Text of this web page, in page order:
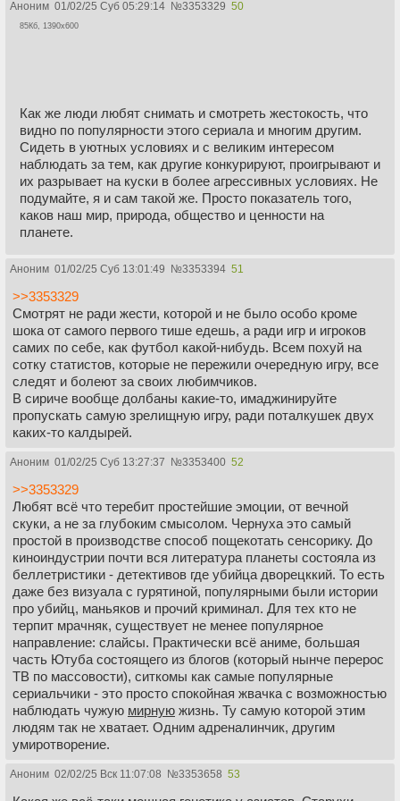
Аноним 01/02/25 Суб 05:29:14 №3353329 50
85Кб, 1390x600
Как же люди любят снимать и смотреть жестокость, что
видно по популярности этого сериала и многим другим.
Сидеть в уютных условиях и с великим интересом
наблюдать за тем, как другие конкурируют, проигрывают и
их разрывает на куски в более агрессивных условиях. Не
подумайте, я и сам такой же. Просто показатель того,
каков наш мир, природа, общество и ценности на
планете.
Аноним 01/02/25 Суб 13:01:49 №3353394 51
>>3353329
Смотрят не ради жести, которой и не было особо кроме
шока от самого первого тише едешь, а ради игр и игроков
самих по себе, как футбол какой-нибудь. Всем похуй на
сотку статистов, которые не пережили очередную игру, все
следят и болеют за своих любимчиков.
В сириче вообще долбаны какие-то, имаджинируйте
пропускать самую зрелищную игру, ради поталкушек двух
каких-то калдырей.
Аноним 01/02/25 Суб 13:27:37 №3353400 52
>>3353329
Любят всё что теребит простейшие эмоции, от вечной
скуки, а не за глубоким смысолом. Чернуха это самый
простой в производстве способ пощекотать сенсорику. До
киноиндустрии почти вся литература планеты состояла из
беллетристики - детективов где убийца дворецккий. То есть
даже без визуала с гурятиной, популярными были истории
про убийц, маньяков и прочий криминал. Для тех кто не
терпит мрачняк, существует не менее популярное
направление: слайсы. Практически всё аниме, большая
часть Ютуба состоящего из блогов (который нынче перерос
ТВ по массовости), ситкомы как самые популярные
сериальчики - это просто спокойная жвачка с возможностью
наблюдать чужую мирную жизнь. Ту самую которой этим
людям так не хватает. Одним адреналинчик, другим
умиротворение.
Аноним 02/02/25 Вск 11:07:08 №3353658 53